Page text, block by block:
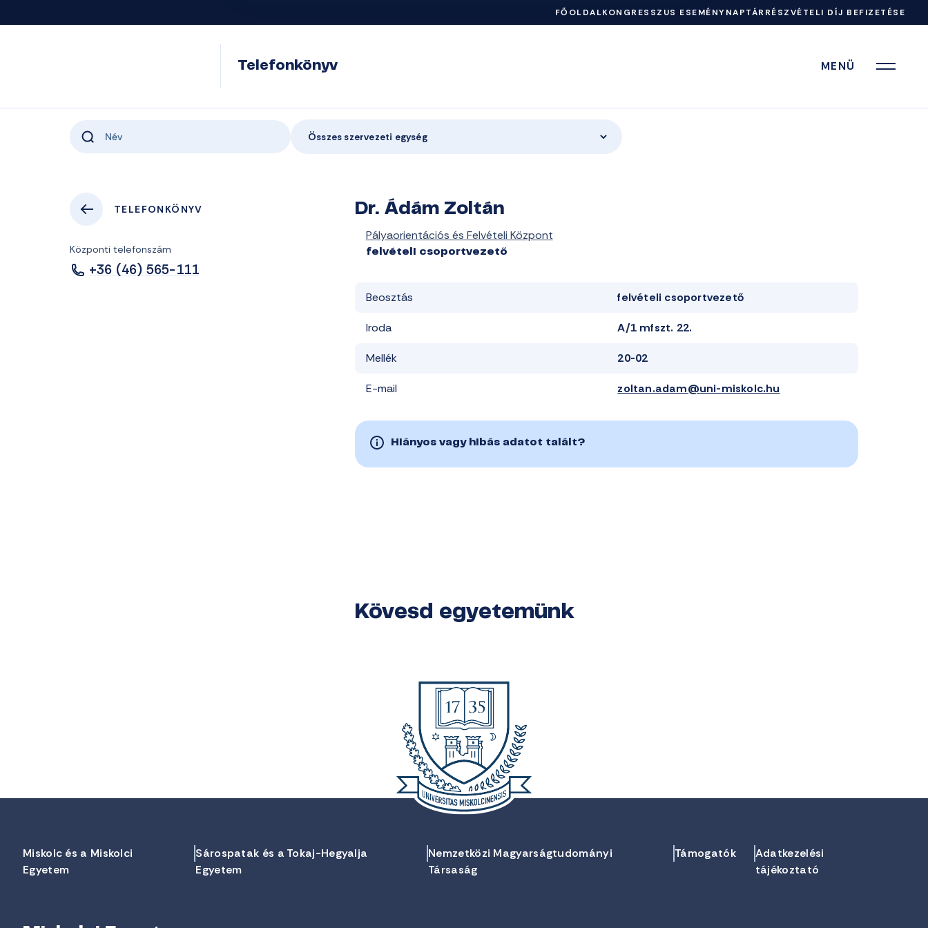
FŐOLDALKONGRESSZUS ESEMÉNYNAPTÁRRÉSZVÉTELI DÍJ BEFIZETÉSE
Telefonkönyv MENÜ
Összes szervezeti egység
TELEFONKÖNYV
Központi telefonszám
+36 (46) 565-111
Dr. Ádám Zoltán
Pályaorientációs és Felvételi Központ
felvételi csoportvezető
Beosztás felvételi csoportvezető
Iroda A/1 mfszt. 22.
Mellék 20-02
E-mail zoltan.adam@uni-miskolc.hu
Hiányos vagy hibás adatot talált?
Kövesd egyetemünk
Miskolc és a Miskolci
Egyetem
Sárospatak és a Tokaj-Hegyalja
Egyetem
Nemzetközi Magyarságtudományi
Társaság
Támogatók
Adatkezelési
tájékoztató